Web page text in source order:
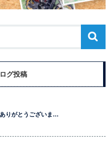
グ投稿
りがとうございま…